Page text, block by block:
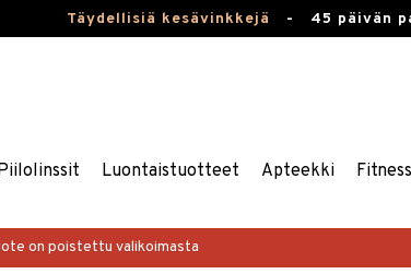
Täydellisiä kesävinkkejä - 45 päivän
Luontaistuotteet Apteekki Fitness
on poistettu valikoimasta